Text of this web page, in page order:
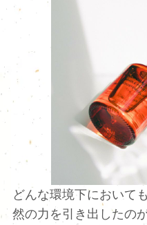
どんな環境下において
然の力を引き出したの